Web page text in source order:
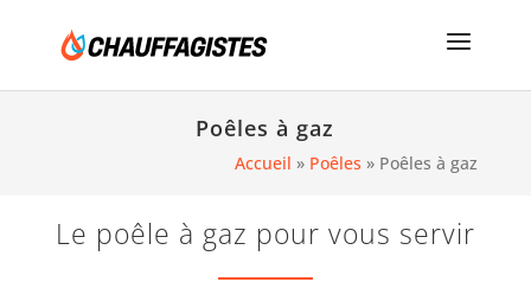
Poêles à gaz
Accueil » Poêles » Poêles à gaz
Le poêle à gaz pour vous servir